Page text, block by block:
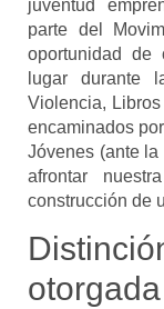
juventud
parte del
oportunidad de
lugar durante
Violencia, Libros
encaminados
Jóvenes (ante
afrontar
construcción de